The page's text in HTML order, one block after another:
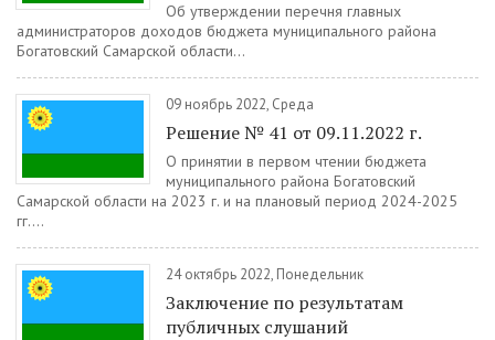
Об утверждении перечня главных
администраторов доходов бюджета муниципального района
Богатовский Самарской области...
09 ноябрь 2022, Среда
Решение № 41 от 09.11.2022 г.
О принятии в первом чтении бюджета
муниципального района Богатовский
Самарской области на 2023 г. и на плановый период 2024-2025
гг....
24 октябрь 2022, Понедельник
Заключение по результатам
публичных слушаний